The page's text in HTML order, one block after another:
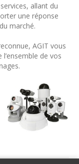
allant du
une réponse
marché.
AGIT vous
l’ensemble de vos